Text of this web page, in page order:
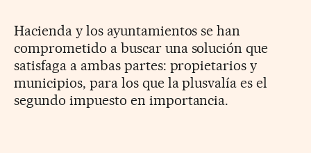
Hacienda y los ayuntamientos se han
comprometido a buscar una solución que
satisfaga a ambas partes: propietarios y
municipios, para los que la plusvalía es el
segundo impuesto en importancia.